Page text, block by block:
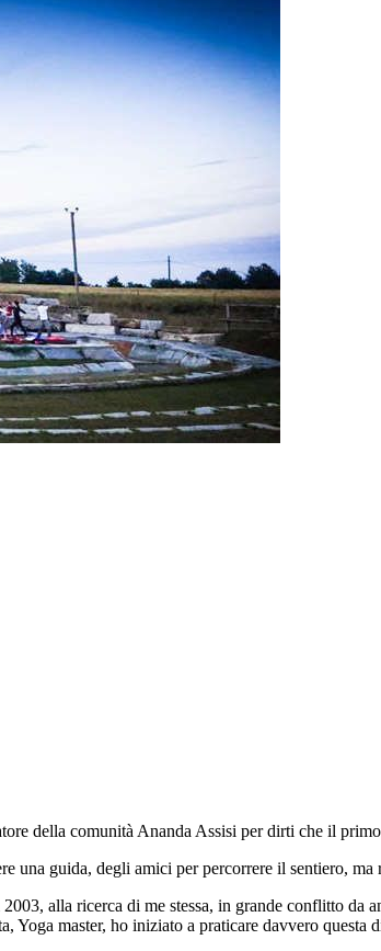
della comunità Ananda Assisi per dirti che il
una guida, degli amici per percorrere il sentiero,
alla ricerca di me stessa, in grande conflitto
master, ho iniziato a praticare davvero questa